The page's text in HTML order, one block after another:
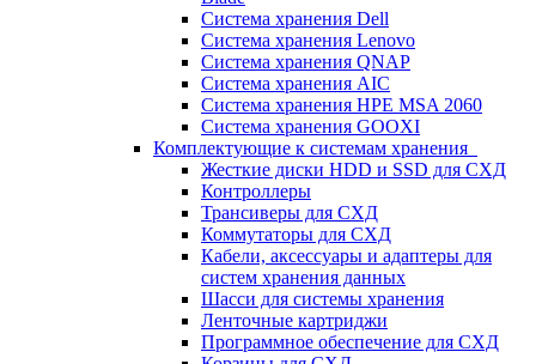
Система хранения Dell
Система хранения Lenovo
Система хранения QNAP
Система хранения AIC
Система хранения HPE MSA 2060
Система хранения GOOXI
Комплектующие к системам хранения
Жесткие диски HDD и SSD для СХД
Контроллеры
Трансиверы для СХД
Коммутаторы для СХД
Кабели, аксессуары и адаптеры для
систем хранения данных
Шасси для системы хранения
Ленточные картриджи
Программное обеспечение для СХД